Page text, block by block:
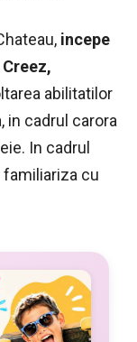
incepe
abilitatilor
in cadrul carora
In cadrul
familiariza cu